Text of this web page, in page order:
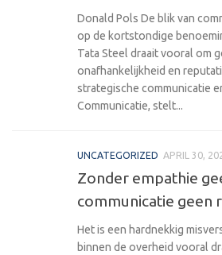
Donald Pols De blik van
op de kortstondige
Tata Steel draait vooral om
onafhankelijkheid en
strategische communicatie
Communicatie, stelt...
UNCATEGORIZED APRIL 30,
Zonder empathie
communicatie geen
Het is een hardnekkig
binnen de overheid vooral